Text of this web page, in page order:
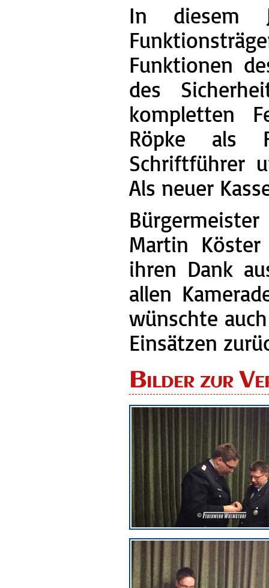
In diesem
Funktionen
des
kompletten
Röpke als
Schriftführer
Als neuer
Martin
ihren Dank
allen
wünschte
Einsätzen
Bilder zur